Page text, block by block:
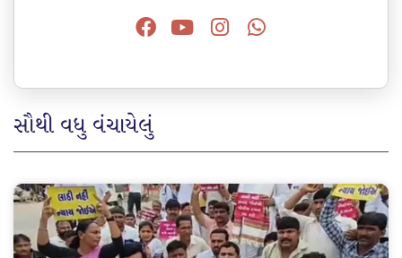
સૌથી વધુ વંચાયેલું